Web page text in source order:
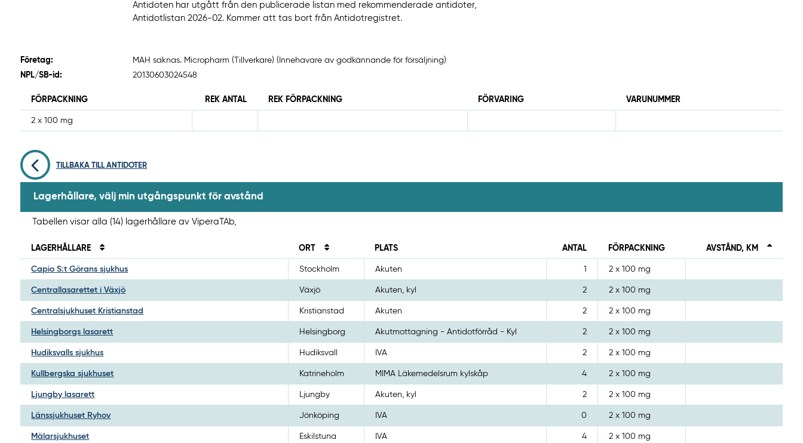
Antidoten har utgått från den publicerade listan med rekommenderade antidoter,
Antidotlistan 2026-02. Kommer att tas bort från Antidotregistret.
Företag:
MAH saknas. Micropharm (Tillverkare) (Innehavare av godkännande för försäljning)
NPL/SB-id:
20130603024548
FÖRPACKNING REK ANTAL REK FÖRPACKNING FÖRVARING VARUNUMMER
2 x 100 mg
TILLBAKA TILL ANTIDOTER
Lagerhållare, välj min utgångspunkt för avstånd
Tabellen visar alla (14) lagerhållare av ViperaTAb,
LAGERHÅLLARE ORT PLATS ANTAL FÖRPACKNING AVSTÅND, KM
Capio S:t Görans sjukhus Stockholm Akuten 1 2 x 100 mg
Centrallasarettet i Växjö Växjö Akuten, kyl 2 2 x 100 mg
Centralsjukhuset Kristianstad Kristianstad Akuten 2 2 x 100 mg
Helsingborgs lasarett Helsingborg Akutmottagning - Antidotförråd - Kyl 2 2 x 100 mg
Hudiksvalls sjukhus Hudiksvall IVA 2 2 x 100 mg
Kullbergska sjukhuset Katrineholm MIMA Läkemedelsrum kylskåp 4 2 x 100 mg
Ljungby lasarett Ljungby Akuten, kyl 2 2 x 100 mg
Länssjukhuset Ryhov Jönköping IVA 0 2 x 100 mg
Mälarsjukhuset Eskilstuna IVA 4 2 x 100 mg